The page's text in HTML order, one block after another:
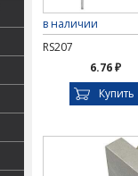
в наличии
RS207
6.76 ₽
Купить